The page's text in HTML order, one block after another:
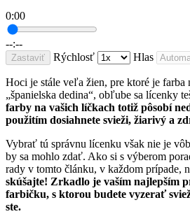
0:00
--:--
Zastaviť Rýchlosť Hlas
Hoci je stále veľa žien, pre ktoré je farba
„španielska dedina“, obľube sa lícenky
farby na vašich líčkach totiž pôsobí
použitím dosiahnete svieži, žiarivý a
Vybrať tú správnu lícenku však nie je
by sa mohlo zdať. Ako si s výberom
rady v tomto článku, v každom prípade,
skúšajte! Zrkadlo je vaším najlepším
farbičku, s ktorou budete vyzerať
ste.